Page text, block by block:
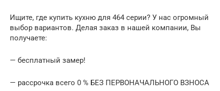
Ищите, где купить кухню для 464 серии? У нас огромный
выбор вариантов. Делая заказ в нашей компании, Вы
получаете:
— бесплатный замер!
— рассрочка всего 0 % БЕЗ ПЕРВОНАЧАЛЬНОГО ВЗНОСА